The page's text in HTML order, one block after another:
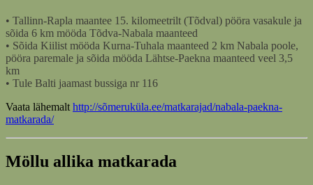
• Tallinn-Rapla maantee 15. kilomeetrilt (Tõdval) pööra vasakule ja
sõida 6 km mööda Tõdva-Nabala maanteed
• Sõida Kiilist mööda Kurna-Tuhala maanteed 2 km Nabala poole,
pööra paremale ja sõida mööda Lähtse-Paekna maanteed veel 3,5
km
• Tule Balti jaamast bussiga nr 116
Vaata lähemalt http://sõmeruküla.ee/matkarajad/nabala-paekna-
matkarada/
Möllu allika matkarada